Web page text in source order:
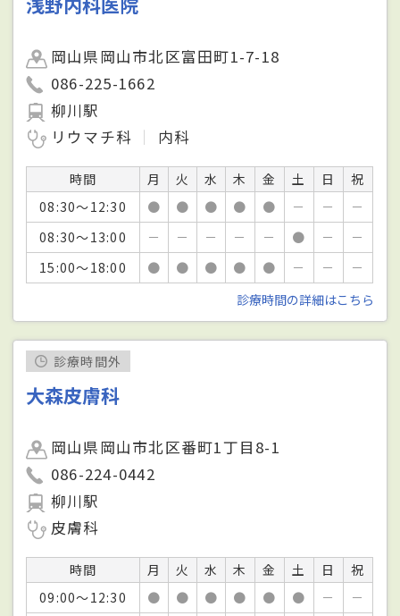
岡山県岡山市北区富田町1-7-18
086-225-1662
柳川駅
リウマチ科
内科
時間 月 火 水 木 金 土 日
祝
08:30～12:30
● ● ● ● ● － －
－
08:30～13:00
－ － － － － ● －
－
15:00～18:00
● ● ● ● ● － －
－
診療時間の詳細はこちら
診療時間外
大森皮膚科
岡山県岡山市北区番町1丁目8-1
086-224-0442
柳川駅
皮膚科
時間 月 火 水 木 金 土 日
祝
09:00～12:30
● ● ● ● ● ● －
－